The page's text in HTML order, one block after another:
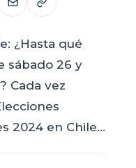
¿Hasta qué
sábado 26 y
Cada vez
2024 en Chile…